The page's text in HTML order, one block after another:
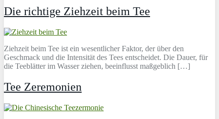
Die richtige Ziehzeit beim Tee
Ziehzeit beim Tee ist ein wesentlicher Faktor, der über den
Geschmack und die Intensität des Tees entscheidet. Die Dauer, für
die Teeblätter im Wasser ziehen, beeinflusst maßgeblich […]
Tee Zeremonien